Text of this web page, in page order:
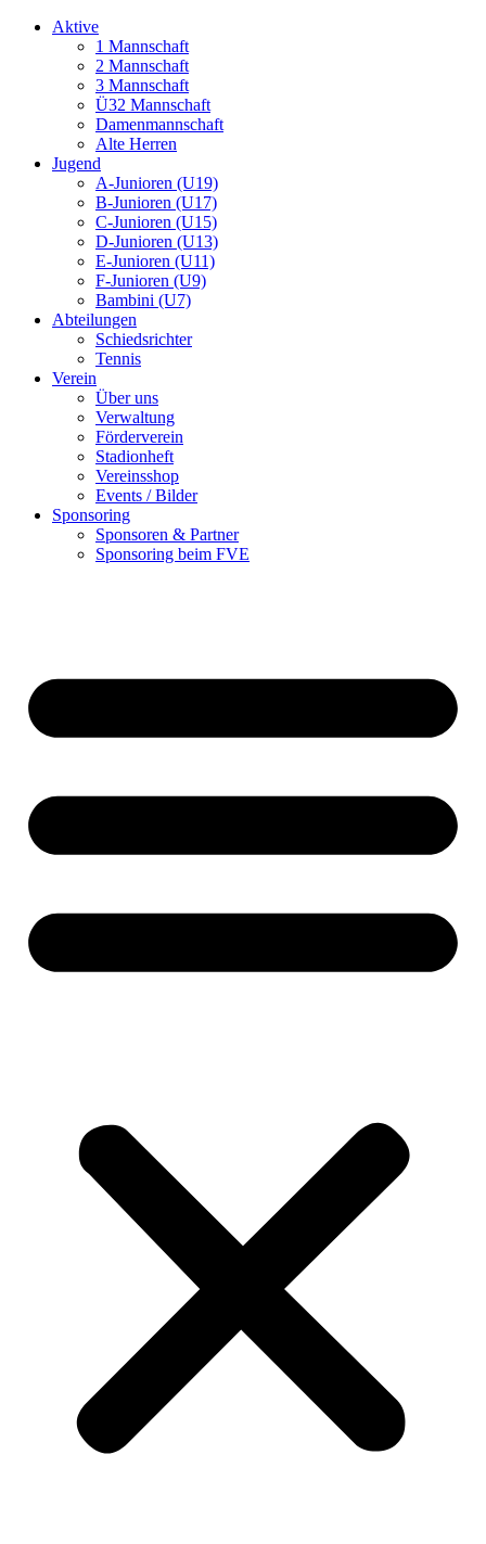
Aktive
1 Mannschaft
2 Mannschaft
3 Mannschaft
Ü32 Mannschaft
Damenmannschaft
Alte Herren
Jugend
A-Junioren (U19)
B-Junioren (U17)
C-Junioren (U15)
D-Junioren (U13)
E-Junioren (U11)
F-Junioren (U9)
Bambini (U7)
Abteilungen
Schiedsrichter
Tennis
Verein
Über uns
Verwaltung
Förderverein
Stadionheft
Vereinsshop
Events / Bilder
Sponsoring
Sponsoren & Partner
Sponsoring beim FVE